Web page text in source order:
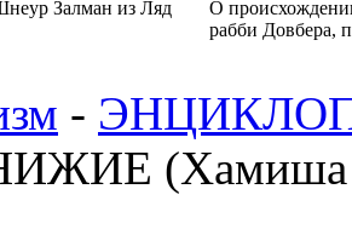
Залман из Ляд
О
рабби Довбера,
-
(Хамиша